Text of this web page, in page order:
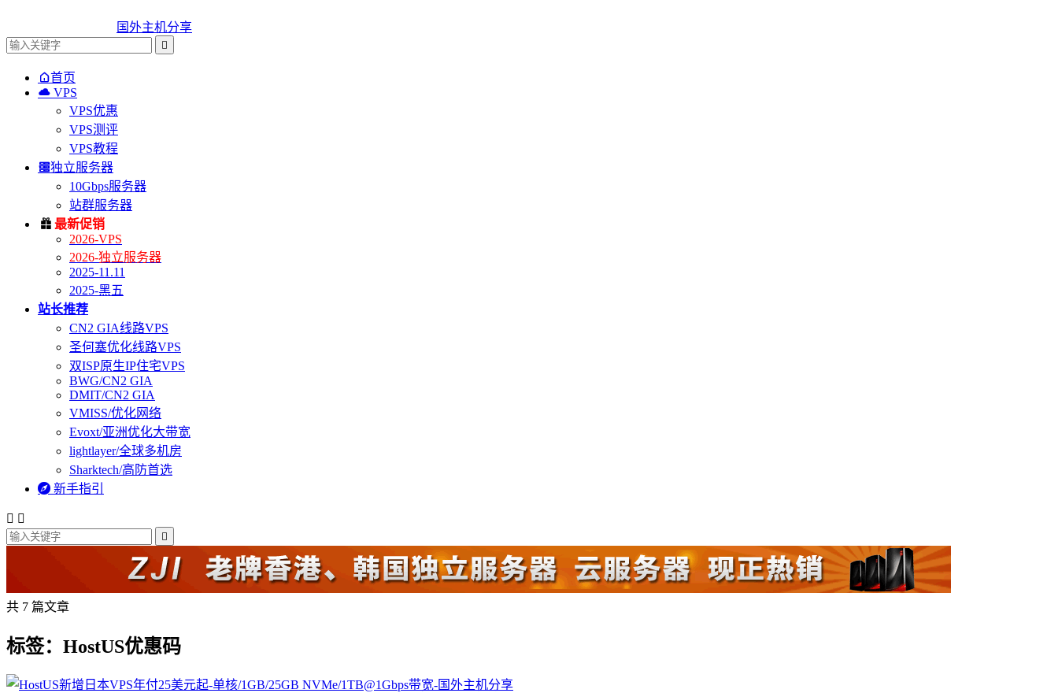
国外主机分享

首页
 VPS
VPS优惠
VPS测评
VPS教程
独立服务器
10Gbps服务器
站群服务器
 最新促销
2026-VPS
2026-独立服务器
2025-11.11
2025-黑五
站长推荐
CN2 GIA线路VPS
圣何塞优化线路VPS
双ISP原生IP住宅VPS
BWG/CN2 GIA
DMIT/CN2 GIA
VMISS/优化网络
Evoxt/亚洲优化大带宽
lightlayer/全球多机房
Sharktech/高防首选
 新手指引
 

共 7 篇文章
标签：HostUS优惠码